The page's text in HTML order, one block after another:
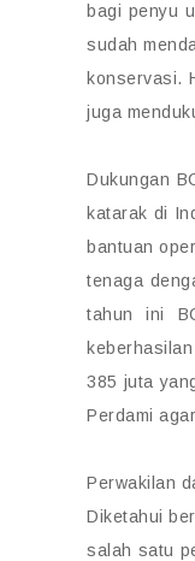
bagi penyu
sudah
konservasi.
juga
Dukungan
katarak di
bantuan
tenaga
tahun ini
385 juta
Perdami
Perwakilan
Diketahui
salah satu